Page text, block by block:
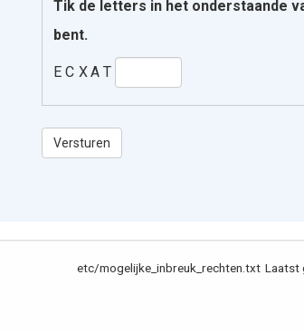
Tik de letters in het onderstaande
bent.
E C X A᠎ T
Versturen
etc/mogelijke_inbreuk_rechten.txt Laatst